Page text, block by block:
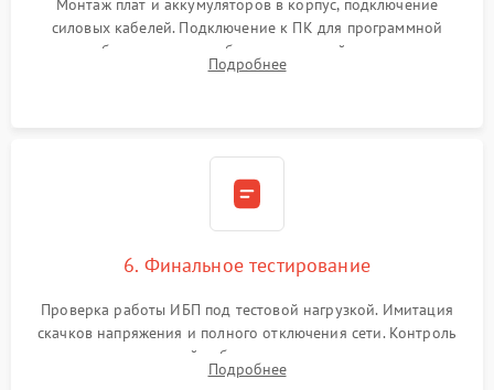
Монтаж плат и аккумуляторов в корпус, подключение
силовых кабелей. Подключение к ПК для программной
калибровки констант батареи, настройки порогов
срабатывания AVR и сброса счетчиков старения АКБ.
Подробнее
6. Финальное тестирование
Проверка работы ИБП под тестовой нагрузкой. Имитация
скачков напряжения и полного отключения сети. Контроль
времени автономной работы, температурного режима и
корректности формы выходного сигнала.
Подробнее